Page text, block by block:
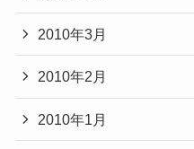
2010年3月
2010年2月
2010年1月